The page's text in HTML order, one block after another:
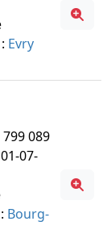
Evry
799 089
07-
Bourg-